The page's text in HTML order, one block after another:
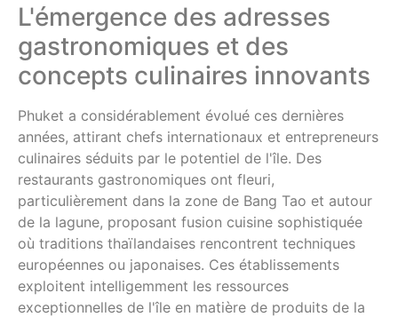
L'émergence des adresses
gastronomiques et des
concepts culinaires innovants
Phuket a considérablement évolué ces dernières
années, attirant chefs internationaux et entrepreneurs
culinaires séduits par le potentiel de l'île. Des
restaurants gastronomiques ont fleuri,
particulièrement dans la zone de Bang Tao et autour
de la lagune, proposant fusion cuisine sophistiquée
où traditions thaïlandaises rencontrent techniques
européennes ou japonaises. Ces établissements
exploitent intelligemment les ressources
exceptionnelles de l'île en matière de produits de la